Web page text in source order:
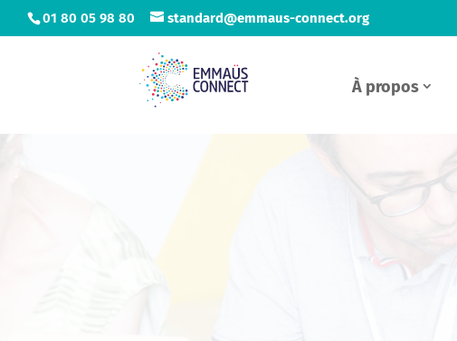
01 80 05 98 80 standard@emmaus-connect.org
À propos